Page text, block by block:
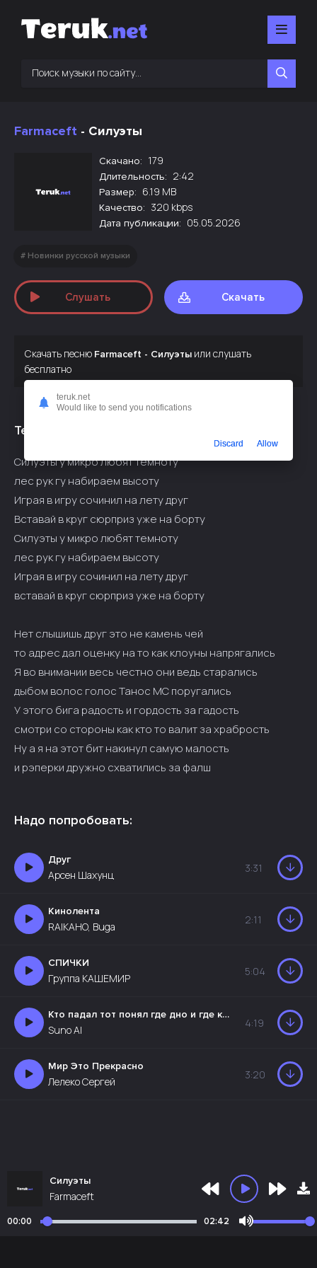
Farmaceft - Силуэты
Скачано: 179
Длительность: 2:42
Размер: 6.19 MB
Качество: 320 kbps
Дата публикации: 05.05.2026
Новинки русской музыки
Слушать Скачать
Скачать песню Farmaceft - Силуэты или слушать
бесплатно
Текст припева:
Силуэты у микро любят темноту
лес рук гу набираем высоту
Играя в игру сочинил на лету друг
Вставай в круг сюрприз уже на борту
Силуэты у микро любят темноту
лес рук гу набираем высоту
Играя в игру сочинил на лету друг
вставай в круг сюрприз уже на борту
Нет слышишь друг это не камень чей
то адрес дал оценку на то как клоуны напрягались
Я во внимании весь честно они ведь старались
дыбом волос голос Танос МС поругались
У этого бига радость и гордость за гадость
смотри со стороны как кто то валит за храбрость
Ну а я на этот бит накинул самую малость
и рэперки дружно схватились за фалш
Надо попробовать:
Друг
Арсен Шахунц
3:31
Кинолента
RAIKAHO, Buga
2:11
СПИЧКИ
Группа КАШЕМИР
5:04
Кто падал тот понял где дно и где край
Suno AI
4:19
Мир Это Прекрасно
Лелеко Сергей
3:20
Силуэты
Farmaceft
00:00 02:42
teruk.net
Would like to send you notifications
Discard Allow